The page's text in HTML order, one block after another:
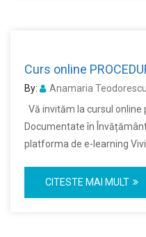
Curs online
By: Anamaria
Vă invităm la cursul online
Documentate în
platforma de e-learning
CITESTE MAI MULT